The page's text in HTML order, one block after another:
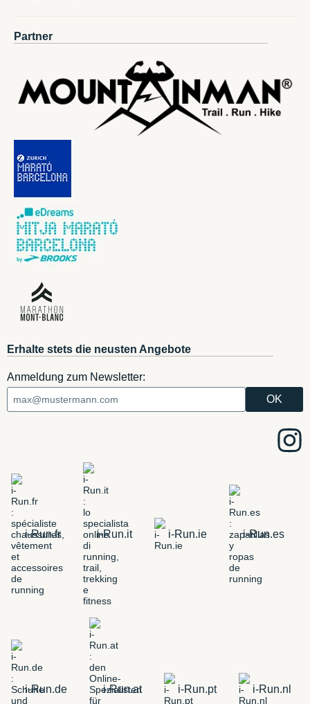
Partner
Erhalte stets die neusten Angebote
Anmeldung zum Newsletter:
i-Run.fr i-Run.it i-Run.ie i-Run.es
i-Run.de i-Run.at i-Run.pt i-Run.nl